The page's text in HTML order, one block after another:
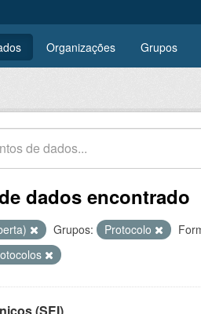
Organizações Grupos
dados encontrado
Grupos: Protocolo